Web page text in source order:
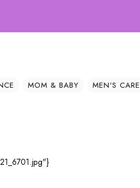
MOM & BABY MEN'S CARE